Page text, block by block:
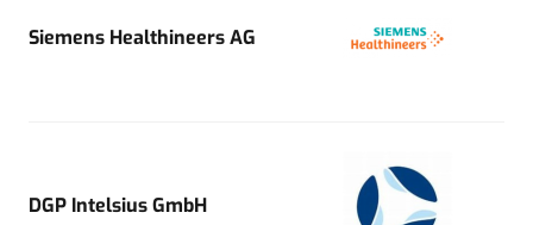
Siemens Healthineers AG
DGP Intelsius GmbH